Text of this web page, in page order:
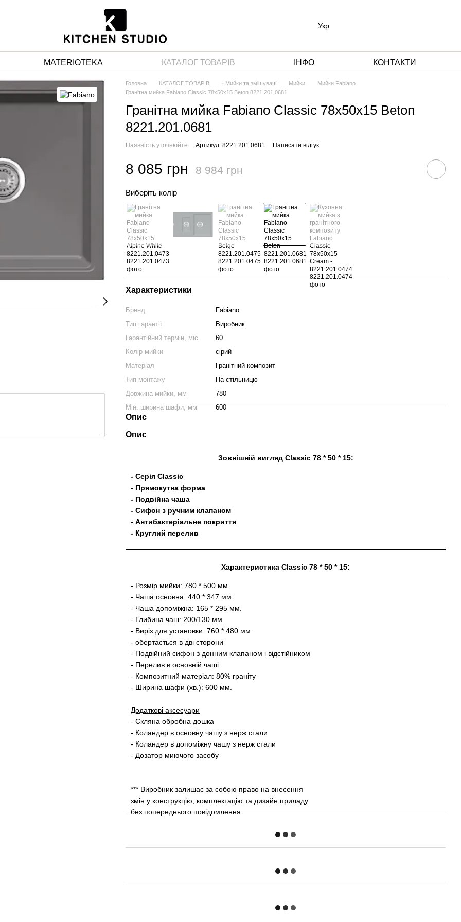
Укр
MATERIOTEKA КАТАЛОГ ТОВАРІВ ІНФО КОНТАКТИ
Головна КАТАЛОГ ТОВАРІВ ◦ Мийки та змішувачі Мийки
Мийки Fabiano
Гранітна мийка Fabiano Classic 78x50x15 Beton 8221.201.0681
Гранітна мийка Fabiano Classic 78x50x15 Beton
8221.201.0681
Наявність уточнюйте Артикул: 8221.201.0681 Написати відгук
8 085 грн 8 984 грн
Виберіть колір
Характеристики
Бренд
Fabiano
Тип гарантії
Виробник
Гарантійний термін, міс.
60
Колір мийки
сірий
Матеріал
Гранітний композит
Тип монтажу
На стільницю
Довжина мийки, мм
780
Мін. ширина шафи, мм
600
Опис
Опис
Зовнішній вигляд Classic 78 * 50 * 15:
- Серія Classic
- Прямокутна форма
- Подвійна чаша
- Сифон з ручним клапаном
- Антибактеріальне покриття
- Круглий перелив
Характеристика Classic 78 * 50 * 15:
- Розмір мийки: 780 * 500 мм.
- Чаша основна: 440 * 347 мм.
- Чаша допоміжна: 165 * 295 мм.
- Глибина чаш: 200/130 мм.
- Виріз для установки: 760 * 480 мм.
- обертається в дві сторони
- Подвійний сифон з донним клапаном і відстійником
- Перелив в основній чаші
- Композитний матеріал: 80% граніту
- Ширина шафи (хв.): 600 мм.
Додаткові аксесуари
- Скляна обробна дошка
- Коландер в основну чашу з нерж стали
- Коландер в допоміжну чашу з нерж стали
- Дозатор миючого засобу
*** Виробник залишає за собою право на внесення
змін у конструкцію, комплектацію та дизайн приладу
без попереднього повідомлення.